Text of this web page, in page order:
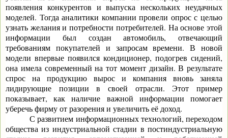
появления конкурентов и выпуска нескольких неудачных
моделей. Тогда аналитики компании провели опрос с целью
узнать желания и потребности потребителей. На основе этой
информации был создан автомобиль, отвечающий
требованиям покупателей и запросам времени. В новой
модели впервые появился кондиционер, подогрев сидений,
она имела современный на тот момент дизайн. В результате
спрос на продукцию вырос и компания вновь заняла
лидирующие позиции в своей отрасли. Этот пример
показывает, как наличие важной информации помогает
уберечь фирму от разорения и увеличить её доход.
С развитием информационных технологий, переходом
общества из индустриальной стадии в постиндустриальную